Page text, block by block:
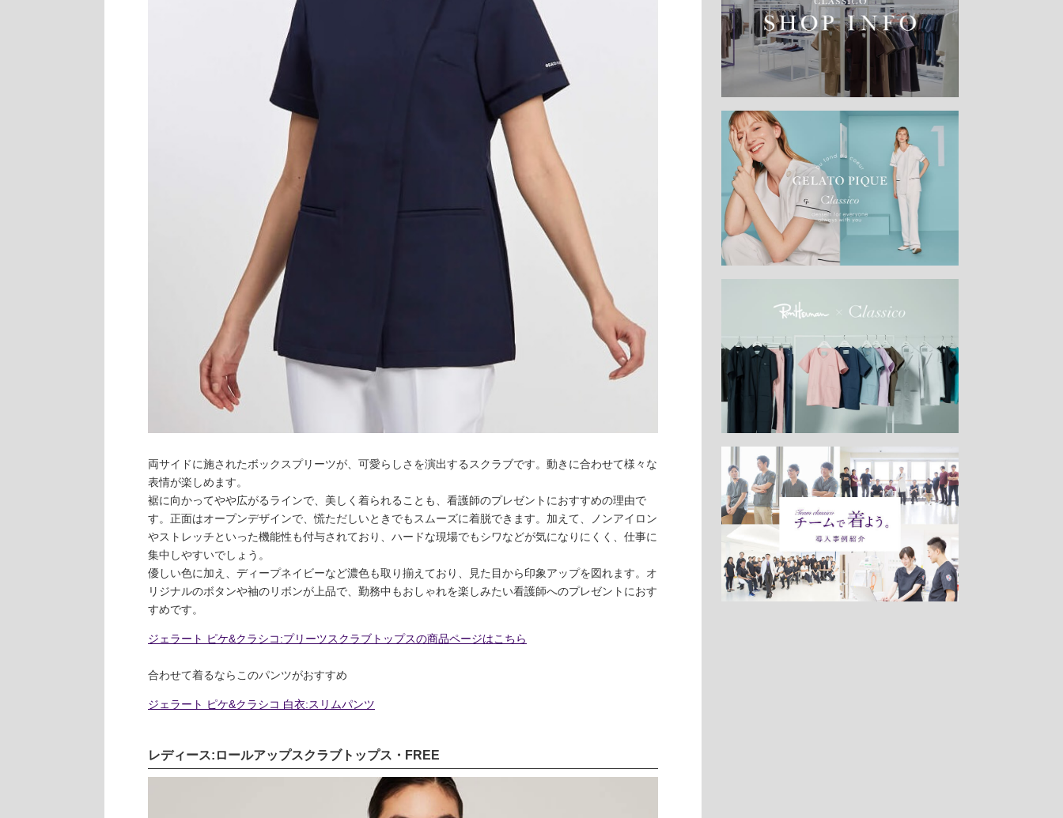
両サイドに施されたボックスプリーツが、可愛らしさを演出するスクラブです。動きに合わせて様々な
表情が楽しめます。
裾に向かってやや広がるラインで、美しく着られることも、看護師のプレゼントにおすすめの理由で
す。正面はオープンデザインで、慌ただしいときでもスムーズに着脱できます。加えて、ノンアイロン
やストレッチといった機能性も付与されており、ハードな現場でもシワなどが気になりにくく、仕事に
集中しやすいでしょう。
優しい色に加え、ディープネイビーなど濃色も取り揃えており、見た目から印象アップを図れます。オ
リジナルのボタンや袖のリボンが上品で、勤務中もおしゃれを楽しみたい看護師へのプレゼントにおす
すめです。
ジェラート ピケ&クラシコ:プリーツスクラブトップスの商品ページはこちら
合わせて着るならこのパンツがおすすめ
ジェラート ピケ&クラシコ 白衣:スリムパンツ
レディース:ロールアップスクラブトップス・FREE